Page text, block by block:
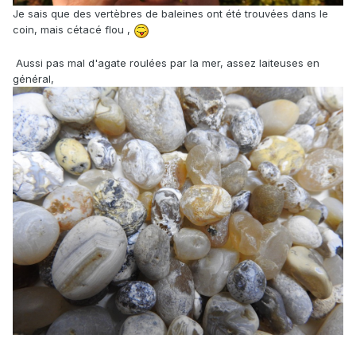
Je sais que des vertèbres de baleines ont été trouvées dans le
coin, mais cétacé flou ,
Aussi pas mal d'agate roulées par la mer, assez laiteuses en
général,